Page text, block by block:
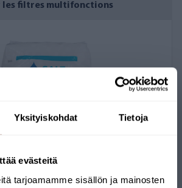
Yksityiskohdat Tietoja
evästeitä
tarjoamamme sisällön ja mainosten
les filtres multifonctions